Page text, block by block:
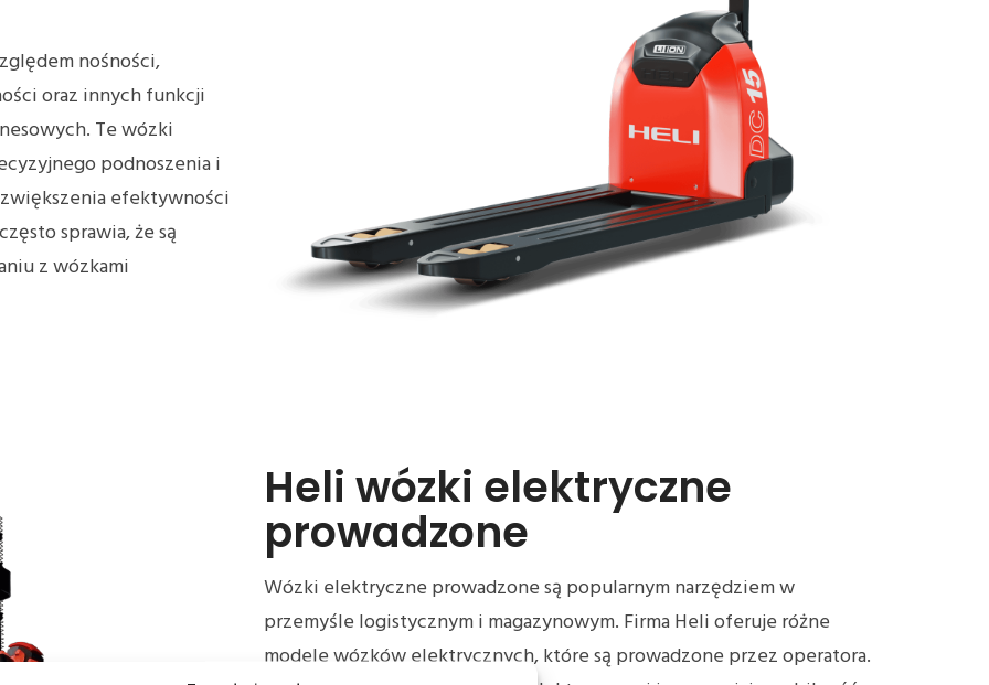
nośności,
oraz innych funkcji
Te wózki
podnoszenia i
efektywności
sprawia, że są
z wózkami
Heli wózki elektryczne
prowadzone
Wózki elektryczne prowadzone są popularnym narzędziem w
przemyśle logistycznym i magazynowym. Firma Heli oferuje różne
modele wózków elektrycznych, które są prowadzone przez operatora.